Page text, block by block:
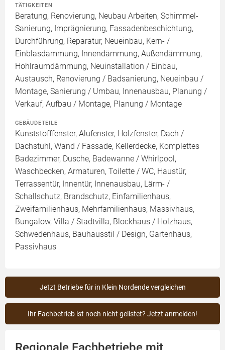
TÄTIGKEITEN
Beratung, Renovierung, Neubau Arbeiten, Schimmel-
Sanierung, Imprägnierung, Fassadenbeschichtung,
Durchführung, Reparatur, Neueinbau, Kern- /
Einblasdämmung, Innendämmung, Außendämmung,
Hohlraumdämmung, Neuinstallation / Einbau,
Austausch, Renovierung / Badsanierung, Neueinbau /
Montage, Sanierung / Umbau, Innenausbau, Planung /
Verkauf, Aufbau / Montage, Planung / Montage
GEBÄUDETEILE
Kunststofffenster, Alufenster, Holzfenster, Dach /
Dachstuhl, Wand / Fassade, Kellerdecke, Komplettes
Badezimmer, Dusche, Badewanne / Whirlpool,
Waschbecken, Armaturen, Toilette / WC, Haustür,
Terrassentür, Innentür, Innenausbau, Lärm- /
Schallschutz, Brandschutz, Einfamilienhaus,
Zweifamilienhaus, Mehrfamilienhaus, Massivhaus,
Bungalow, Villa / Stadtvilla, Blockhaus / Holzhaus,
Schwedenhaus, Bauhausstil / Design, Gartenhaus,
Passivhaus
Jetzt Betriebe für in Klein Nordende vergleichen
Ihr Fachbetrieb ist noch nicht gelistet? Jetzt anmelden!